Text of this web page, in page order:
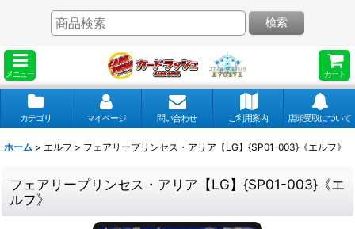
メニュー カート
検索
カテゴリ マイページ 問い合わせ ご利用案内 店頭受取について
ホーム > エルフ > フェアリープリンセス・アリア【LG】{SP01-003}《エルフ》
フェアリープリンセス・アリア【LG】{SP01-003}《エ
ルフ》